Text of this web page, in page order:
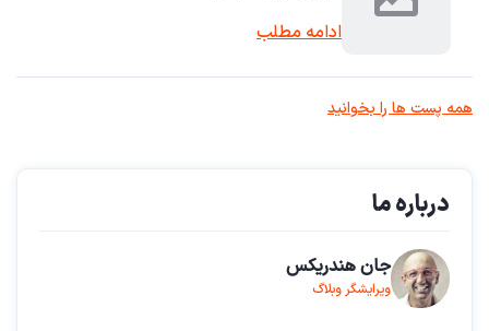
ادامه مطلب
همه پست ها را بخوانید
درباره ما
جان هندریکس
ویرایشگر وبلاگ